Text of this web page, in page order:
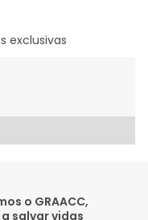
exclusivas
o GRAACC,
salvar vidas